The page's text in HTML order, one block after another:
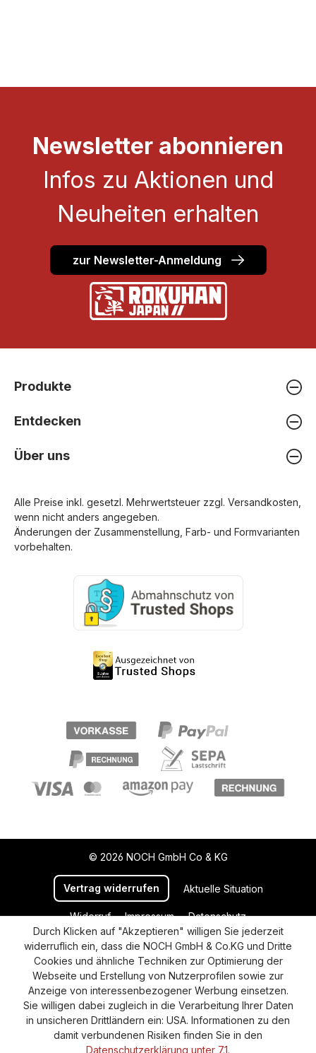
Newsletter abonnieren
Infos zu Aktionen und
Neuheiten erhalten
zur Newsletter-Anmeldung
Produkte
Entdecken
Über uns
Alle Preise inkl. gesetzl. Mehrwertsteuer zzgl. Versandkosten
wenn nicht anders angegeben.
Änderungen der Zusammenstellung, Farb- und Formvarianten
vorbehalten.
© 2026 NOCH GmbH Co & KG
Vertrag widerrufen Aktuelle Situation
Widerruf Impressum
Datenschutz
Versand und Zahlung
AGB
Cookie-Einstellungen
Barrierefreiheitserklärung
Durch Klicken auf "Akzeptieren" willigen Sie jederzeit
widerruflich ein, dass die NOCH GmbH & Co.KG und Dritte
Cookies und ähnliche Techniken zur Optimierung der
Webseite und Erstellung von Nutzerprofilen sowie zur
Anzeige von interessenbezogener Werbung einsetzen.
Sie willigen dabei zugleich in die Verarbeitung Ihrer Daten
in unsicheren Drittländern ein: USA. Informationen zu den
damit verbundenen Risiken finden Sie in den
Datenschutzerklärung unter 7.1.